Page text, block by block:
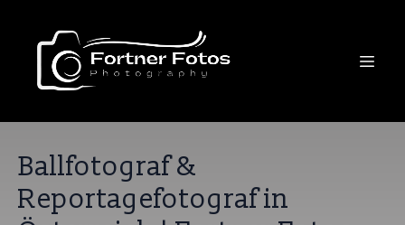
Ballfotograf &
Reportagefotograf in